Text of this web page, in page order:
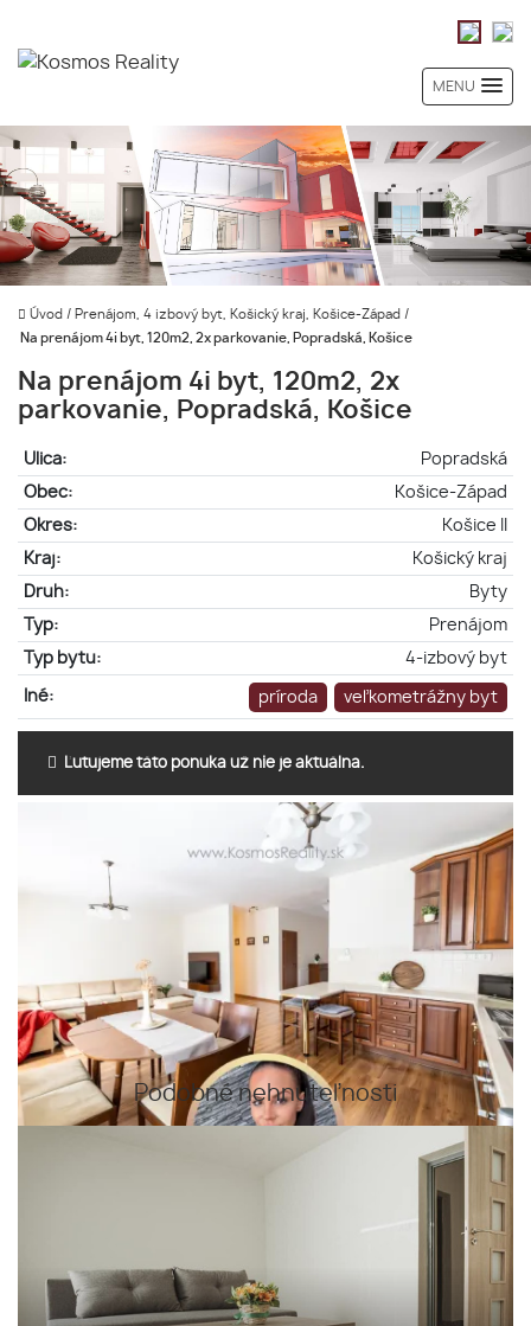
MENU
Úvod / Prenájom, 4 izbový byt, Košický kraj, Košice-Západ /
Na prenájom 4i byt, 120m2, 2x parkovanie, Popradská, Košice
Na prenájom 4i byt, 120m2, 2x
parkovanie, Popradská, Košice
Ulica:
Popradská
Obec:
Košice-Západ
Okres:
Košice II
Kraj:
Košický kraj
Druh:
Byty
Typ:
Prenájom
Typ bytu:
4-izbový byt
Iné: príroda veľkometrážny byt
Ľutujeme táto ponuka už nie je aktuálna.
Podobné nehnuteľnosti